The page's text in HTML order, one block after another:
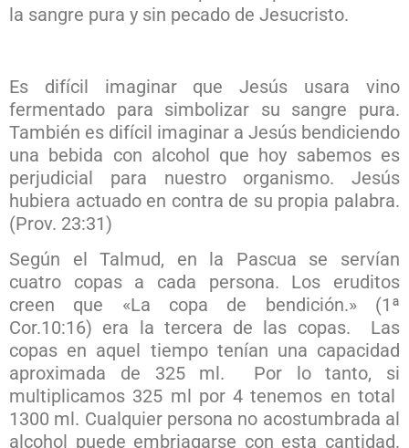
la sangre pura y sin pecado de Jesucristo.
Es difícil imaginar que Jesús usara vino
fermentado para simbolizar su sangre pura.
También es difícil imaginar a Jesús bendiciendo
una bebida con alcohol que hoy sabemos es
perjudicial para nuestro organismo. Jesús
hubiera actuado en contra de su propia palabra.
(Prov. 23:31)
Según el Talmud, en la Pascua se servían
cuatro copas a cada persona. Los eruditos
creen que «La copa de bendición.» (1ª
Cor.10:16) era la tercera de las copas. Las
copas en aquel tiempo tenían una capacidad
aproximada de 325 ml. Por lo tanto, si
multiplicamos 325 ml por 4 tenemos en total
1300 ml. Cualquier persona no acostumbrada al
alcohol puede embriagarse con esta cantidad.